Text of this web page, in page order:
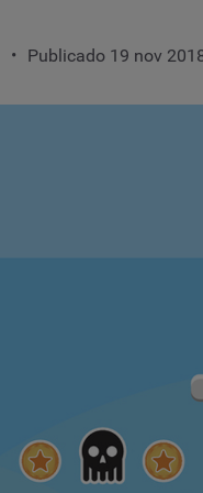
Publicado 19 nov